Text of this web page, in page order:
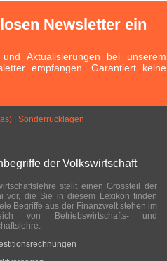
Newsletter ein
Aktualisierungen bei unserem
empfangen. Garantiert keine
Sonderrücklagen
der Volkswirtschaft
stellt einen Grossteil der
vor, die Sie in diesem Lexikon finden
Begriffe aus der Finanzwelt stehen im
von Betriebswirtschafts- und